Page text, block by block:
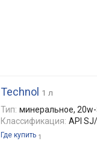
Technol 1 л
Тип: минеральное,
Классификация: API
Где купить 1